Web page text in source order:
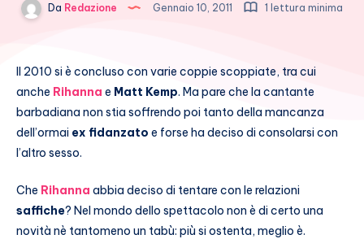
Da Redazione Gennaio 10, 2011 1 lettura minima
Il 2010 si è concluso con varie coppie scoppiate, tra cui
anche Rihanna e Matt Kemp. Ma pare che la cantante
barbadiana non stia soffrendo poi tanto della mancanza
dell’ormai ex fidanzato e forse ha deciso di consolarsi con
l’altro sesso.
Che Rihanna abbia deciso di tentare con le relazioni
saffiche? Nel mondo dello spettacolo non è di certo una
novità nè tantomeno un tabù: più si ostenta, meglio è.